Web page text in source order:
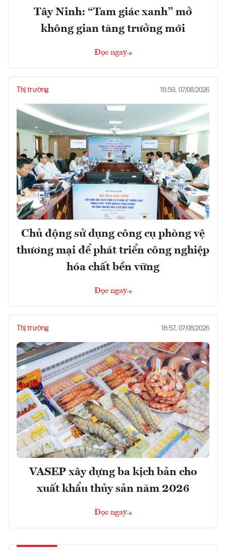
Tây Ninh: “Tam giác xanh” mở
không gian tăng trưởng mới
Đọc ngay
Thị trường 18:59, 07/08/2026
Chủ động sử dụng công cụ phòng vệ
thương mại để phát triển công nghiệp
hóa chất bền vững
Đọc ngay
Thị trường 18:57, 07/08/2026
VASEP xây dựng ba kịch bản cho
xuất khẩu thủy sản năm 2026
Đọc ngay